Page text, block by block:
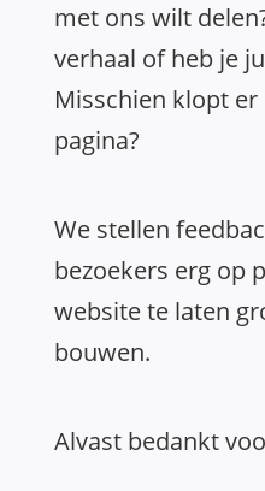
met ons wilt
verhaal of heb je
Misschien klopt
pagina?
We stellen
bezoekers erg op
website te laten
bouwen.
Alvast bedankt